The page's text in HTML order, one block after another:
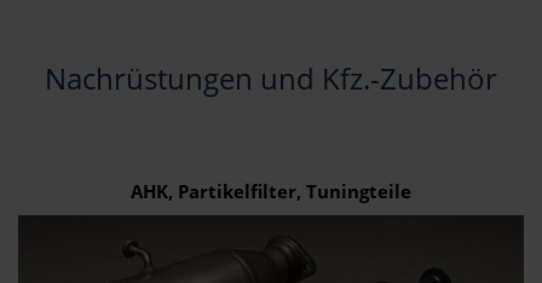
Nachrüstungen und Kfz.-Zubehör
AHK, Partikelfilter, Tuningteile